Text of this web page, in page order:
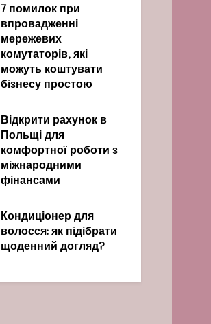
7 помилок при
впровадженні
мережевих
комутаторів, які
можуть коштувати
бізнесу простою
Відкрити рахунок в
Польщі для
комфортної роботи з
міжнародними
фінансами
Кондиціонер для
волосся: як підібрати
щоденний догляд?